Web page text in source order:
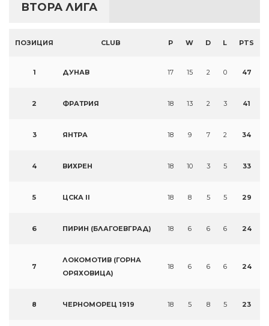
ВТОРА ЛИГА
ПОЗИЦИЯ CLUB P W D L PTS
1 ДУНАВ 17 15 2 0 47
2 ФРАТРИЯ 18 13 2 3 41
3 ЯНТРА 18 9 7 2 34
4 ВИХРЕН 18 10 3 5 33
5 ЦСКА II 18 8 5 5 29
6 ПИРИН (БЛАГОЕВГРАД) 18 6 6 6 24
7
ЛОКОМОТИВ (ГОРНА
ОРЯХОВИЦА)
18 6 6 6 24
8 ЧЕРНОМОРЕЦ 1919 18 5 8 5 23